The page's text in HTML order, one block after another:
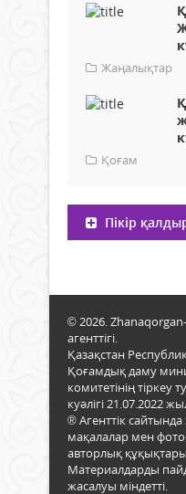
Жаңалықтар
Қоғам
Пікір
© 2026.
агенттігі.
Қазақстан
Қоғамдық даму
комитетінің тіркеу
куәлігі 21.07.2022
® Агенттік
мақалалар мен
авторлық
Материалдарды
жасалуы міндетті.